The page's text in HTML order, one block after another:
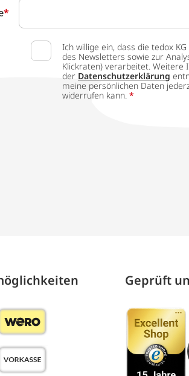
*
Ich willige ein, dass die tedox
des Newsletters sowie zur
Klickraten) verarbeitet. Weitere
der Datenschutzerklärung
meine persönlichen Daten
widerrufen kann. *
Geprüft